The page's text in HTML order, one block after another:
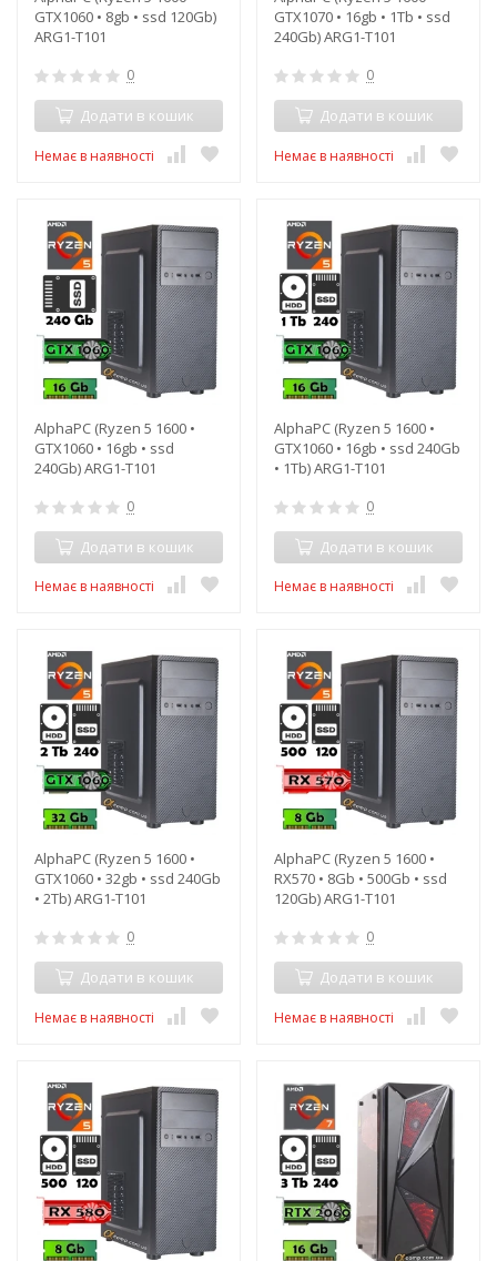
GTX1060 • 8gb • ssd 120Gb)
ARG1-T101
0
Додати в кошик
Немає в наявності
GTX1070 • 16gb • 1Tb • ssd
240Gb) ARG1-T101
0
Додати в кошик
Немає в наявності
AlphaPC (Ryzen 5 1600 •
GTX1060 • 16gb • ssd
240Gb) ARG1-T101
0
Додати в кошик
Немає в наявності
AlphaPC (Ryzen 5 1600 •
GTX1060 • 16gb • ssd 240Gb
• 1Tb) ARG1-T101
0
Додати в кошик
Немає в наявності
AlphaPC (Ryzen 5 1600 •
GTX1060 • 32gb • ssd 240Gb
• 2Tb) ARG1-T101
0
Додати в кошик
Немає в наявності
AlphaPC (Ryzen 5 1600 •
RX570 • 8Gb • 500Gb • ssd
120Gb) ARG1-T101
0
Додати в кошик
Немає в наявності